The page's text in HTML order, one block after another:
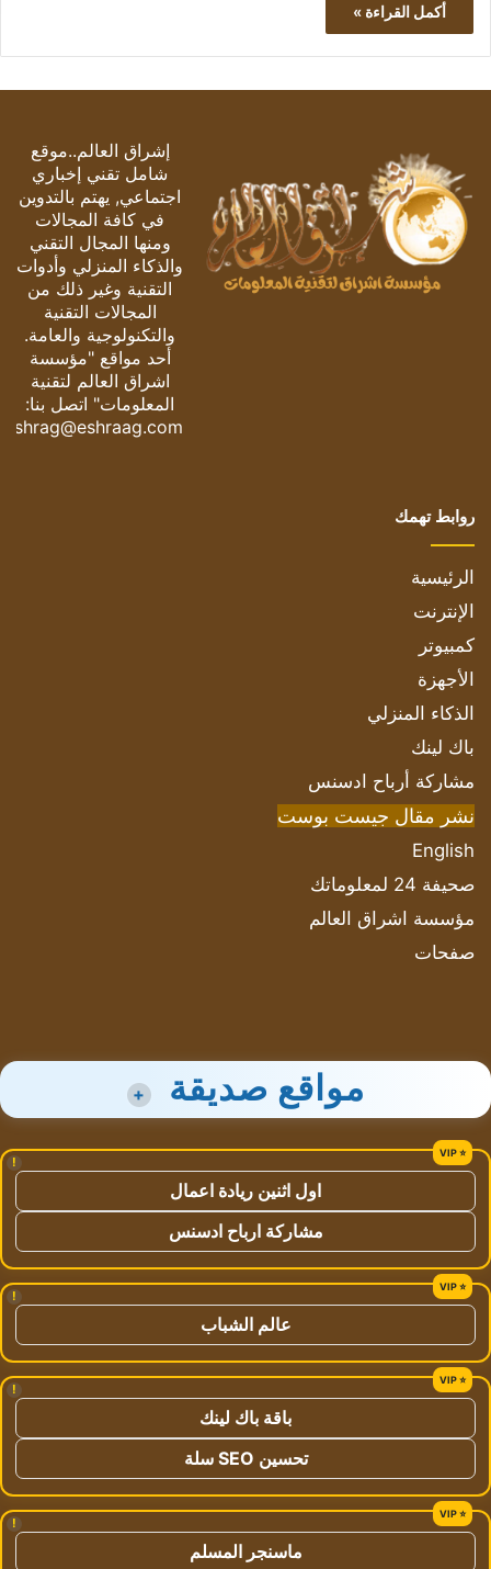
أكمل القراءة »
إشراق العالم..موقع
شامل تقني إخباري
اجتماعي, يهتم بالتدوين
في كافة المجالات
ومنها المجال التقني
والذكاء المنزلي وأدوات
التقنية وغير ذلك من
المجالات التقنية
والتكنولوجية والعامة.
أحد مواقع "مؤسسة
اشراق العالم لتقنية
المعلومات" اتصل بنا:
eshrag@eshraag.com
روابط تهمك
الرئيسية
الإنترنت
كمبيوتر
الأجهزة
الذكاء المنزلي
باك لينك
مشاركة أرباح ادسنس
نشر مقال جيست بوست
English
صحيفة 24 لمعلوماتك
مؤسسة اشراق العالم
صفحات
مواقع صديقة +
!
اول اثنين ريادة اعمال
مشاركة ارباح ادسنس
!
عالم الشباب
!
باقة باك لينك
تحسين SEO سلة
!
ماسنجر المسلم